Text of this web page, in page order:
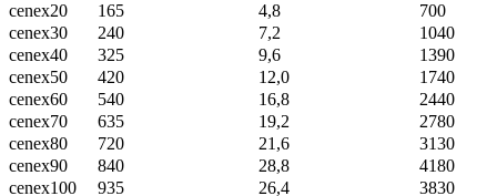
cenex20
165 4,8
700
cenex30
240 7,2
1040
cenex40
325 9,6
1390
cenex50
420 12,0
1740
cenex60
540 16,8
2440
cenex70
635 19,2
2780
cenex80
720 21,6
3130
cenex90
840 28,8
4180
cenex100
935 26,4 3830